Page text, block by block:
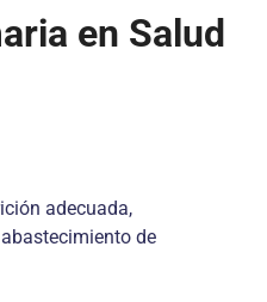
en Salud
adecuada,
de